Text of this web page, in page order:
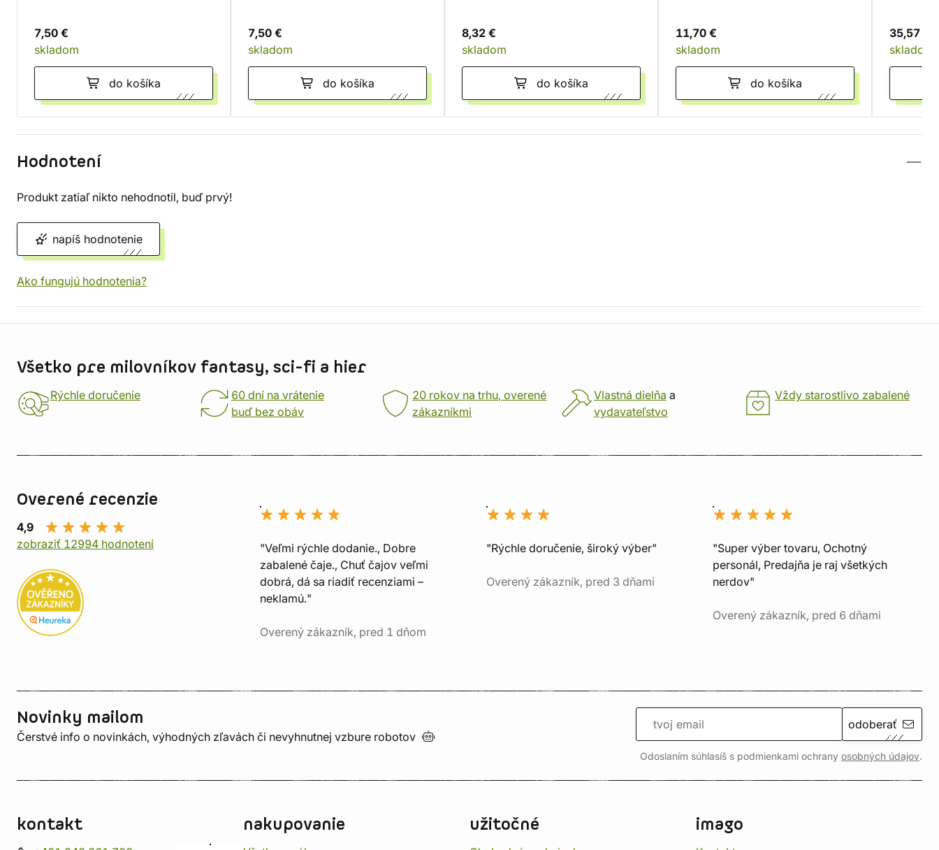
7,50 €
skladom
do košíka
7,50 €
skladom
do košíka
8,32 €
skladom
do košíka
11,70 €
skladom
do košíka
35,57 €
skladom
Hodnotení
Produkt zatiaľ nikto nehodnotil, buď prvý!
napíš hodnotenie
Ako fungujú hodnotenia?
Všetko pre milovníkov fantasy, sci-fi a hier
Rýchle doručenie
60 dní na vrátenie
buď bez obáv
20 rokov na trhu, overené
zákazníkmi
Vlastná dielňa a
vydavateľstvo
Vždy starostlivo zabalené
Overené recenzie
4,9
zobraziť 12994 hodnotení
"Veľmi rýchle dodanie., Dobre
zabalené čaje., Chuť čajov veľmi
dobrá, dá sa riadiť recenziami –
neklamú."
Overený zákazník, pred 1 dňom
"Rýchle doručenie, široký výber"
Overený zákazník, pred 3 dňami
"Super výber tovaru, Ochotný
personál, Predajňa je raj všetkých
nerdov"
Overený zákazník, pred 6 dňami
Novinky mailom
Čerstvé info o novinkách, výhodných zľavách či nevyhnutnej vzbure robotov
odoberať
Odoslaním súhlasíš s podmienkami ochrany osobných údajov.
kontakt nakupovanie užitočné imago